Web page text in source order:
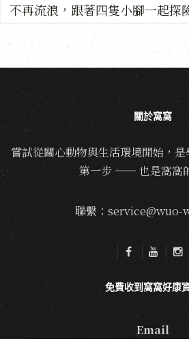
不再流浪，跟著四隻小腳一起探
關於窩窩
嘗試從關心動物與生活環境開始，
第一步 —— 也是窩窩
聯繫：service@wuo-
免費收到窩窩好康
Email